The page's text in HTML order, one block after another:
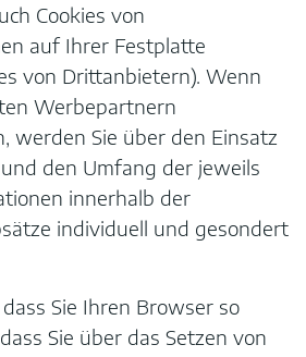
Cookies von
auf Ihrer Festplatte
von Drittanbietern). Wenn
Werbepartnern
werden Sie über den Einsatz
den Umfang der jeweils
innerhalb der
individuell und gesondert
Sie Ihren Browser so
Sie über das Setzen von